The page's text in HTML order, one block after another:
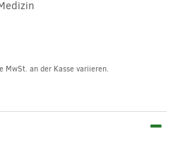
MwSt. an der Kasse variieren.